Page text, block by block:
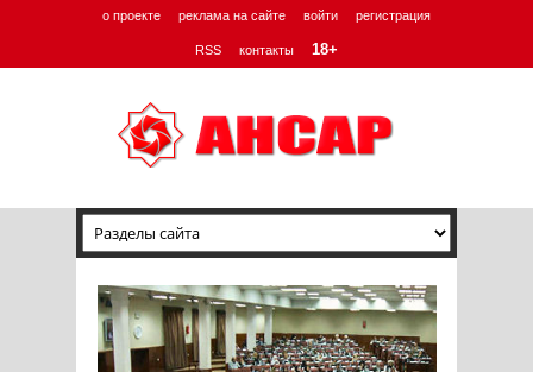
о проекте реклама на сайте войти регистрация
RSS контакты 18+